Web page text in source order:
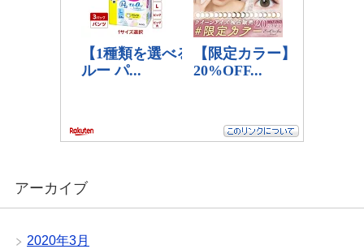
アーカイブ
2020年3月